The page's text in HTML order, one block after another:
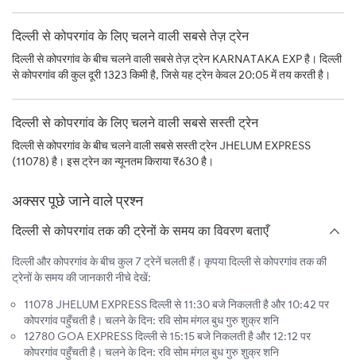
दिल्ली से कोपरगांव के लिए चलने वाली सबसे तेज़ ट्रेन
दिल्ली से कोपरगांव के बीच चलने वाली सबसे तेज़ ट्रेन KARNATAKA EXP है। दिल्ली
से कोपरगांव की कुल दूरी 1323 किमी है, जिसे यह ट्रेन केवल 20:05 में तय करती है।
दिल्ली से कोपरगांव के लिए चलने वाली सबसे सस्ती ट्रेन
दिल्ली से कोपरगांव के बीच चलने वाली सबसे सस्ती ट्रेन JHELUM EXPRESS
(11078) है। इस ट्रेन का न्यूनतम किराया ₹630 है।
अक्सर पूछे जाने वाले प्रश्न
दिल्ली से कोपरगांव तक की ट्रेनों के समय का विवरण बताएँ
दिल्ली और कोपरगांव के बीच कुल 7 ट्रेनें चलती हैं। कृपया दिल्ली से कोपरगांव तक की
ट्रेनों के समय की जानकारी नीचे देखें:
11078 JHELUM EXPRESS दिल्ली से 11:30 बजे निकलती है और 10:42 पर
कोपरगांव पहुँचती है। चलने के दिन: रवि सोम मंगल बुध गुरु शुक्र शनि
12780 GOA EXPRESS दिल्ली से 15:15 बजे निकलती है और 12:12 पर
कोपरगांव पहुँचती है। चलने के दिन: रवि सोम मंगल बुध गुरु शुक्र शनि